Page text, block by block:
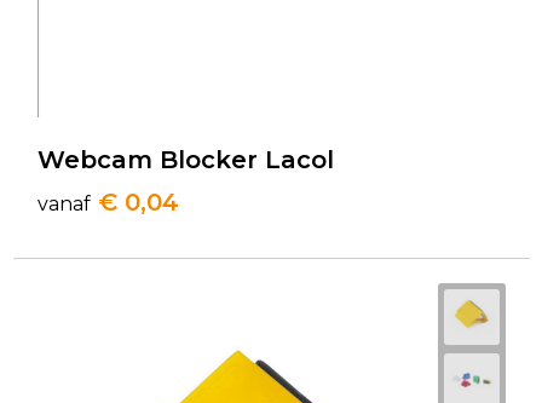
Webcam Blocker Lacol
vanaf € 0,04